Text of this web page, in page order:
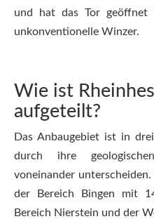
und hat das Tor
unkonventionelle Winzer.
Wie ist
aufgeteilt?
Das Anbaugebiet ist in
durch ihre
voneinander
der Bereich Bingen mit
Bereich Nierstein und der